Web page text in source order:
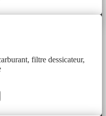
filtre dessicateur,